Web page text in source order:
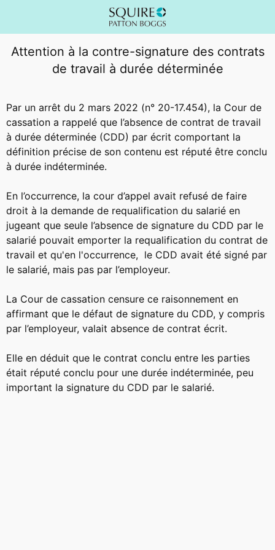
Attention à la contre-signature des contrats
de travail à durée déterminée
Par un arrêt du 2 mars 2022 (n° 20-17.454), la Cour de
cassation a rappelé que l’absence de contrat de travail
à durée déterminée (CDD) par écrit comportant la
définition précise de son contenu est réputé être conclu
à durée indéterminée.
En l’occurrence, la cour d’appel avait refusé de faire
droit à la demande de requalification du salarié en
jugeant que seule l’absence de signature du CDD par le
salarié pouvait emporter la requalification du contrat de
travail et qu'en l'occurrence, le CDD avait été signé par
le salarié, mais pas par l’employeur.
La Cour de cassation censure ce raisonnement en
affirmant que le défaut de signature du CDD, y compris
par l’employeur, valait absence de contrat écrit.
Elle en déduit que le contrat conclu entre les parties
était réputé conclu pour une durée indéterminée, peu
important la signature du CDD par le salarié.